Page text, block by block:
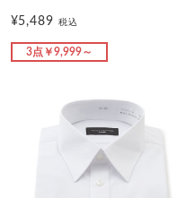
¥5,489税込
3点￥9,999～